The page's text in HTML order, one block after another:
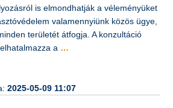
is elmondhatják a véleményüket
valamennyiünk közös ügye,
területét átfogja. A konzultáció
a …
2025-05-09 11:07